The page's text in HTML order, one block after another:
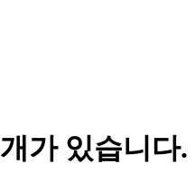
개가 있습니다.